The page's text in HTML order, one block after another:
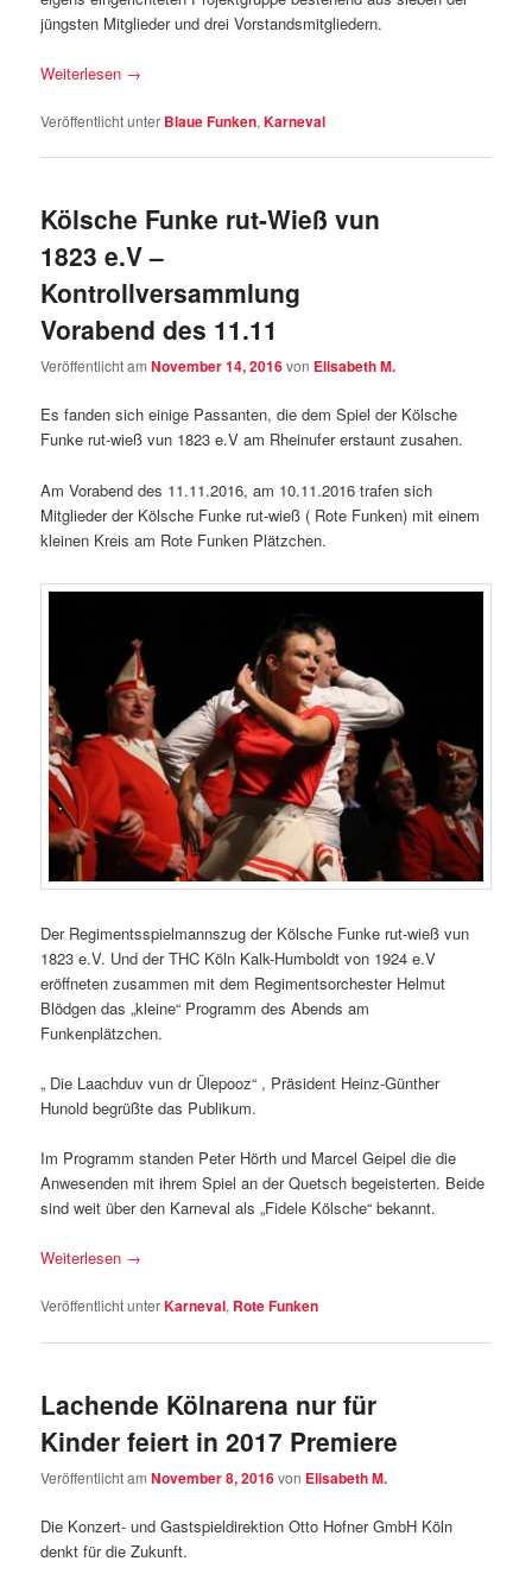
jüngsten Mitglieder und drei Vorstandsmitgliedern.
Weiterlesen →
Veröffentlicht unter Blaue Funken,Karneval
Kölsche Funke rut-Wieß vun
1823 e.V –
Kontrollversammlung
Vorabend des 11.11
Veröffentlicht amNovember 14, 2016von Elisabeth M.
Es fanden sich einige Passanten, die dem Spiel der Kölsche
Funke rut-wieß vun 1823 e.V am Rheinufer erstaunt zusahen.
Am Vorabend des 11.11.2016, am 10.11.2016 trafen sich
Mitglieder der Kölsche Funke rut-wieß ( Rote Funken) mit einem
kleinen Kreis am Rote Funken Plätzchen.
Der Regimentsspielmannszug der Kölsche Funke rut-wieß vun
1823 e.V. Und der THC Köln Kalk-Humboldt von 1924 e.V
eröffneten zusammen mit dem Regimentsorchester Helmut
Blödgen das „kleine“ Programm des Abends am
Funkenplätzchen.
„ Die Laachduv vun dr Ülepooz“ , Präsident Heinz-Günther
Hunold begrüßte das Publikum.
Im Programm standen Peter Hörth und Marcel Geipel die die
Anwesenden mit ihrem Spiel an der Quetsch begeisterten. Beide
sind weit über den Karneval als „Fidele Kölsche“ bekannt.
Weiterlesen →
Veröffentlicht unterKarneval, Rote Funken
Lachende Kölnarena nur für
Kinder feiert in 2017 Premiere
Veröffentlicht amNovember 8, 2016von Elisabeth M.
Die Konzert- und Gastspieldirektion Otto Hofner GmbH Köln
denkt für die Zukunft.